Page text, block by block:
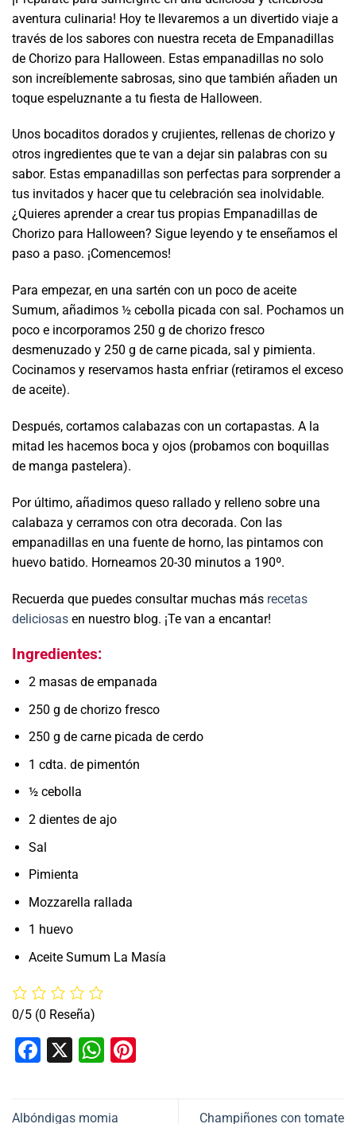
aventura culinaria! Hoy te llevaremos a un divertido viaje a
través de los sabores con nuestra receta de Empanadillas
de Chorizo para Halloween. Estas empanadillas no solo
son increíblemente sabrosas, sino que también añaden un
toque espeluznante a tu fiesta de Halloween.
Unos bocaditos dorados y crujientes, rellenas de chorizo y
otros ingredientes que te van a dejar sin palabras con su
sabor. Estas empanadillas son perfectas para sorprender a
tus invitados y hacer que tu celebración sea inolvidable.
¿Quieres aprender a crear tus propias Empanadillas de
Chorizo para Halloween? Sigue leyendo y te enseñamos el
paso a paso. ¡Comencemos!
Para empezar, en una sartén con un poco de aceite
Sumum, añadimos ½ cebolla picada con sal. Pochamos un
poco e incorporamos 250 g de chorizo fresco
desmenuzado y 250 g de carne picada, sal y pimienta.
Cocinamos y reservamos hasta enfriar (retiramos el exceso
de aceite).
Después, cortamos calabazas con un cortapastas. A la
mitad les hacemos boca y ojos (probamos con boquillas
de manga pastelera).
Por último, añadimos queso rallado y relleno sobre una
calabaza y cerramos con otra decorada. Con las
empanadillas en una fuente de horno, las pintamos con
huevo batido. Horneamos 20-30 minutos a 190º.
Recuerda que puedes consultar muchas más recetas
deliciosas en nuestro blog. ¡Te van a encantar!
Ingredientes:
2 masas de empanada
250 g de chorizo fresco
250 g de carne picada de cerdo
1 cdta. de pimentón
½ cebolla
2 dientes de ajo
Sal
Pimienta
Mozzarella rallada
1 huevo
Aceite Sumum La Masía
0/5 (0 Reseña)
Facebook
X WhatsApp
Albóndigas momia Champiñones con tomate